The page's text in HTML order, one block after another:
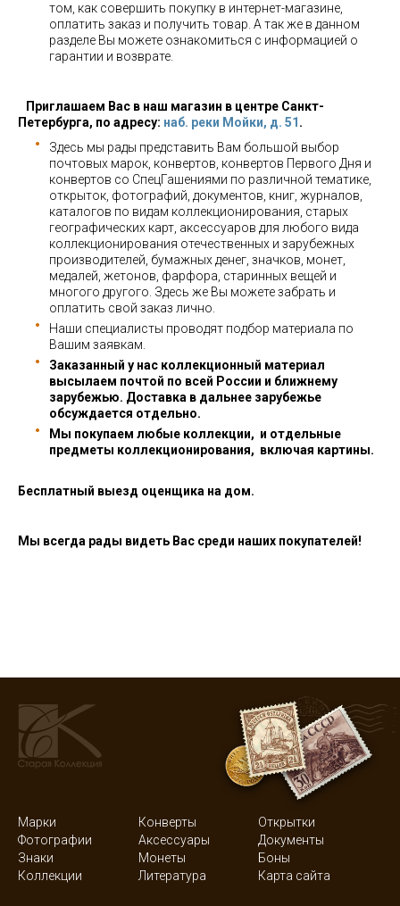
том, как совершить покупку в интернет-магазине,
оплатить заказ и получить товар. А так же в данном
разделе Вы можете ознакомиться с информацией о
гарантии и возврате.
Приглашаем Вас в наш магазин в центре Санкт-
Петербурга, по адресу: наб. реки Мойки, д. 51 .
Здесь мы рады представить Вам большой выбор
почтовых марок, конвертов, конвертов Первого Дня и
конвертов со СпецГашениями по различной тематике,
открыток, фотографий, документов, книг, журналов,
каталогов по видам коллекционирования, старых
географических карт, аксессуаров для любого вида
коллекционирования отечественных и зарубежных
производителей, бумажных денег, значков, монет,
медалей, жетонов, фарфора, старинных вещей и
многого другого. Здесь же Вы можете забрать и
оплатить свой заказ лично.
Наши специалисты проводят подбор материала по
Вашим заявкам.
Заказанный у нас коллекционный материал
высылаем почтой по всей России и ближнему
зарубежью. Доставка в дальнее зарубежье
обсуждается отдельно.
Мы покупаем любые коллекции, и отдельные
предметы коллекционирования, включая картины.
Бесплатный выезд оценщика на дом.
Мы всегда рады видеть Вас среди наших покупателей!
Марки Конверты
Открытки
Фотографии
Аксессуары
Документы
Знаки
Монеты
Боны
Коллекции
Литература Карта сайта